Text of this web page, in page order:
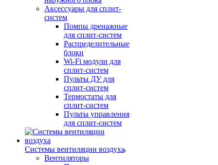
Аксессуары для сплит-
систем
Помпы дренажные
для сплит-систем
Распределительные
блоки
Wi-Fi модули для
сплит-систем
Пульты ДУ для
сплит-систем
Термостаты для
сплит-систем
Пульты управления
для сплит-систем
Системы вентиляции воздуха
Вентиляторы